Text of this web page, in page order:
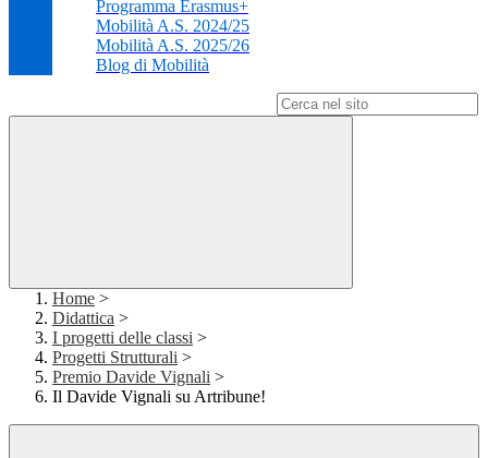
Programma Erasmus+
Mobilità A.S. 2024/25
Mobilità A.S. 2025/26
Blog di Mobilità
Home >
Didattica >
I progetti delle classi >
Progetti Strutturali >
Premio Davide Vignali >
Il Davide Vignali su Artribune!